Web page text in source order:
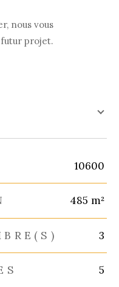
nous vous
projet.
TRAD_ZEPHYR_Valeurs
10600
485 m²
3
5